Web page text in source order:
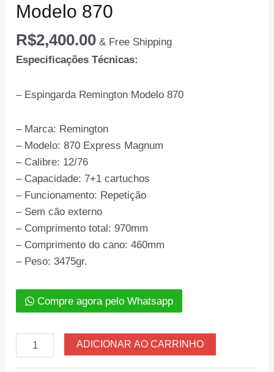
Modelo 870
R$2,400.00 & Free Shipping
Especificações Técnicas:
– Espingarda Remington Modelo 870
– Marca: Remington
– Modelo: 870 Express Magnum
– Calibre: 12/76
– Capacidade: 7+1 cartuchos
– Funcionamento: Repetição
– Sem cão externo
– Comprimento total: 970mm
– Comprimento do cano: 460mm
– Peso: 3475gr.
Compre agora pelo Whatsapp
Espingarda
Remington
ADICIONAR AO CARRINHO